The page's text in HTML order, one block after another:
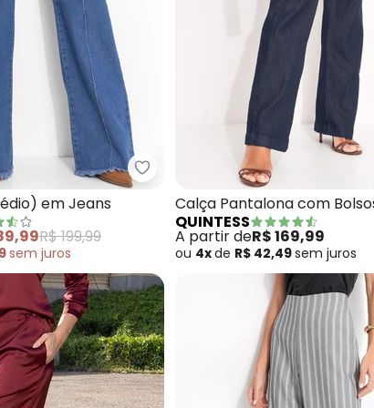
Claro) Modelo Clochard Pantalona
Quintess - Calça (Jeans Médio)
em Jeans
R$ 199,99
sem juros
Calça Pantalona com
Escuro)
QUINTESS
A partir deR$ 169,99
ou 4xde R$ 42,49sem juros